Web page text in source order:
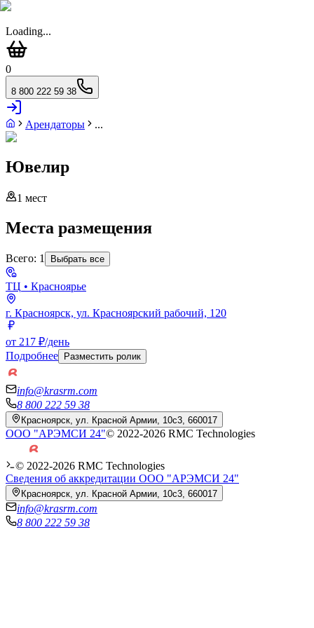
Loading...
0
8 800 222 59 38
Арендаторы ...
Ювелир
1 мест
Места размещения
Всего: 1 Выбрать все
ТЦ • Красноярье
г. Красноярск, ул. Красноярский рабочий, 120
от 217 ₽/день
Подробнее Разместить ролик
info@krasrm.com
8 800 222 59 38
Красноярск, ул. Красной Армии, 10с3, 660017
ООО "АРЭМСИ 24"© 2022-2026 RMC Technologies
© 2022-2026 RMC Technologies
Сведения об аккредитации ООО "АРЭМСИ 24"
Красноярск, ул. Красной Армии, 10с3, 660017
info@krasrm.com
8 800 222 59 38